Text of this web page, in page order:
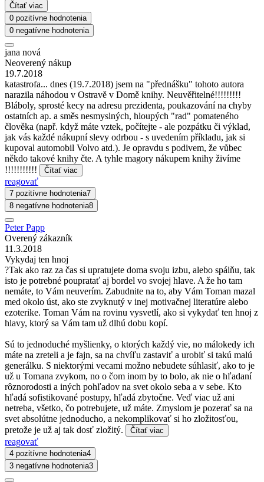
Čítať viac
0 pozitívne hodnotenia
0 negatívne hodnotenia
jana nová
Neoverený nákup
19.7.2018
katastrofa... dnes (19.7.2018) jsem na "přednášku" tohoto autora
narazila náhodou v Ostravě v Domě knihy. Neuvěřitelné!!!!!!!!!
Bláboly, sprosté kecy na adresu prezidenta, poukazování na chyby
ostatních ap. a směs nesmyslných, hloupých "rad" pomateného
člověka (např. když máte vztek, počítejte - ale pozpátku či výklad,
jak vás každé nákupní slevy odrbou - s uvedením příkladu, jak si
kupoval automobil Volvo atd.). Je opravdu s podivem, že vůbec
někdo takové knihy čte. A tyhle magory nákupem knihy živíme
!!!!!!!!!!!
Čítať viac
reagovať
7 pozitívne hodnotenia7
8 negatívne hodnotenia8
Peter Papp
Overený zákazník
11.3.2018
Vykydaj ten hnoj
?Tak ako raz za čas si upratujete doma svoju izbu, alebo spálňu, tak
isto je potrebné poupratať aj bordel vo svojej hlave. A že ho tam
nemáte, to Vám neuverím. Zabudnite na to, aby Vám Toman mazal
med okolo úst, ako ste zvyknutý v inej motivačnej literatúre alebo
ezoterike. Toman Vám na rovinu vysvetlí, ako si vykydať ten hnoj z
hlavy, ktorý sa Vám tam už dlhú dobu kopí.
Sú to jednoduché myšlienky, o ktorých každý vie, no málokedy ich
máte na zreteli a je fajn, sa na chvíľu zastaviť a urobiť si takú malú
generálku. S niektorými vecami možno nebudete súhlasiť, ako to je
už u Tomana zvykom, no o čom inom by to bolo, ak nie o hľadaní
rôznorodosti a iných pohľadov na svet okolo seba a v sebe. Kto
hľadá sofistikované postupy, hľadá zbytočne. Veď viac už ani
netreba, všetko, čo potrebujete, už máte. Zmyslom je pozerať sa na
svet absolútne jednoducho, a nekomplikovať si ho zložitosťou,
pretože je už aj tak dosť zložitý.
Čítať viac
reagovať
4 pozitívne hodnotenia4
3 negatívne hodnotenia3